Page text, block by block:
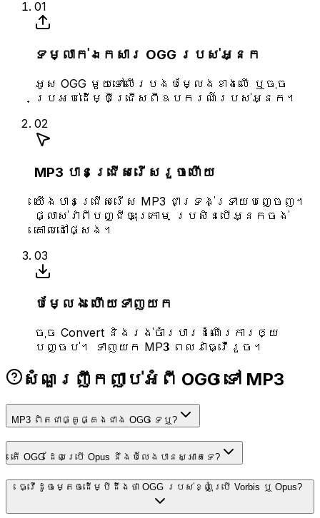
01
ទម្លាក់ឯកសារ OGG របស់អ្នក
អូស OGG មួយទៅលើរបងបម្លែងខាងលើ ឬចុច
ប្រអប់ដើម្បីជ្រើសពីឧបករណ៍របស់អ្នក។
02
MP3 បានជ្រើសរើសរួចហើយ
យើងបានជ្រើសរើស MP3 ជាទ្រង់ទ្រាយបញ្ចេញ។
ផ្លាស់វាពីបញ្ជីចុះក្រោម ប្រសិនបើអ្នកចង់
គោលដៅផ្សេង។
03
បម្លែង ហើយទាញយក
ចុច Convert និងរង់ចាំរបារដំណើរការ​ឲ្យ
បញ្ចប់។ ទាញយក MP3 ពេលវាធ្វើរួច។
សំណួរញឹកញាប់អំពី OGG ទៅ MP3
MP3 ពិតជាផ្គូផ្គងជាង OGG ទេឬ?
តើ OGG ដែលប្រើ Opus នឹងបំលែងបានស្អាតទេ?
ធ្វើដូចម្តេចដើម្បីដឹងថា OGG របស់ខ្ញុំប្រើ Vorbis ឬ Opus?